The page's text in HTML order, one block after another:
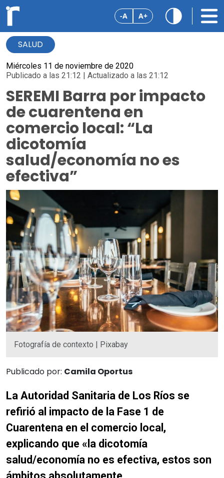
-A A+
SALUD
Miércoles 11 de noviembre de 2020
Publicado a las 21:12 | Actualizado a las 21:12
SEREMI Barra por impacto
de cuarentena en
comercio local: “La
dicotomía
salud/economía no es
efectiva”
Fotografía de contexto | Pixabay
Publicado por: Camila Oportus
La Autoridad Sanitaria de Los Ríos se
refirió al impacto de la Fase 1 de
Cuarentena en el comercio local,
explicando que «la dicotomía
salud/economía no es efectiva, estos son